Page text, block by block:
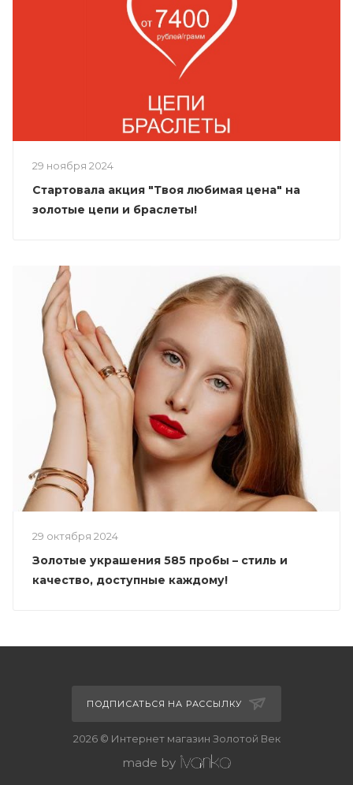
29 ноября 2024
Стартовала акция "Твоя любимая цена" на
золотые цепи и браслеты!
29 октября 2024
Золотые украшения 585 пробы – стиль и
качество, доступные каждому!
ПОДПИСАТЬСЯ НА РАССЫЛКУ
2026 © Интернет магазин Золотой Век
made by